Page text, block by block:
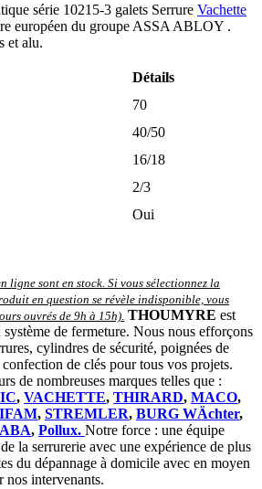
série 10215-3 galets Serrure Vachette
européen du groupe ASSA ABLOY .
et alu.
Détails
70
40/50
16/18
2/3
Oui
ligne sont en stock. Si vous sélectionnez la
en question se révèle indisponible, vous
ouvrés de 9h à 15h). THOUMYRE est
système de fermeture. Nous nous efforçons
cylindres de sécurité, poignées de
de clés pour tous vos projets.
de nombreuses marques telles que :
, VACHETTE, THIRARD, MACO,
IFAM, STREMLER, BURG WÄchter,
, Pollux. Notre force : une équipe
la serrurerie avec une expérience de plus
du dépannage à domicile avec en moyen
nos intervenants.